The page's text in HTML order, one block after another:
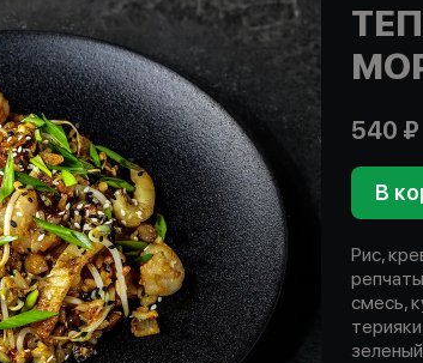
540 ₽
В
Рис,
смесь,